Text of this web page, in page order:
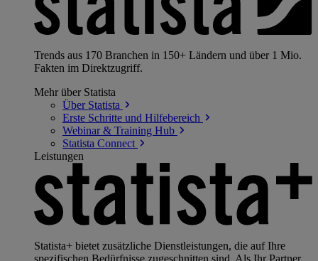
Trends aus 170 Branchen in 150+ Ländern und über 1 Mio.
Fakten im Direktzugriff.
Mehr über Statista
Über Statista
Erste Schritte und Hilfebereich
Webinar & Training Hub
Statista Connect
Leistungen
Statista+ bietet zusätzliche Dienstleistungen, die auf Ihre
spezifischen Bedürfnisse zugeschnitten sind. Als Ihr Partner